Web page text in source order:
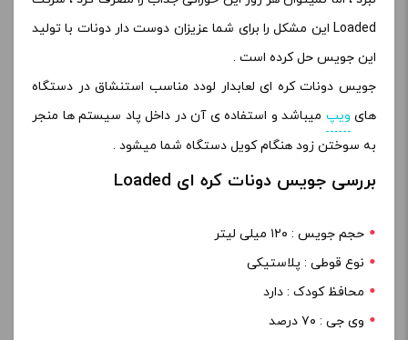
Loaded این مشکل را برای شما عزیزان دوست دار دونات با تولید
این جویس حل کرده است .
جویس دونات کره ای لعابدار لودد مناسب استنشاق در دستگاه
های ویپ میباشد و استفاده ی آن در داخل پاد سیستم ها منجر
به سوختن زود هنگام کویل دستگاه شما میشود .
بررسی جویس دونات کره ای Loaded
حجم جویس : ۱۲۰ میلی لیتر
نوع قوطی : پلاستیکی
محافظ کودک : دارد
وی جی : ۷۰ درصد